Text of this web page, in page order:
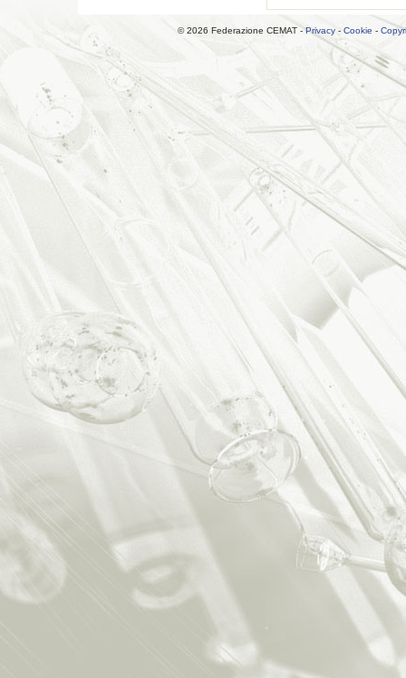
© 2026 Federazione CEMAT -Privacy- Cookie -